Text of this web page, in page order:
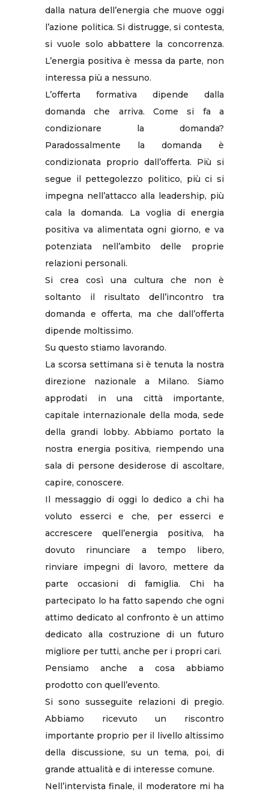
dalla natura dell’energia che muove oggi
l’azione politica. Si distrugge, si contesta,
si vuole solo abbattere la concorrenza.
L’energia positiva è messa da parte, non
interessa più a nessuno.
L’offerta formativa dipende dalla
domanda che arriva. Come si fa a
condizionare la domanda?
Paradossalmente la domanda è
condizionata proprio dall’offerta. Più si
segue il pettegolezzo politico, più ci si
impegna nell’attacco alla leadership, più
cala la domanda. La voglia di energia
positiva va alimentata ogni giorno, e va
potenziata nell’ambito delle proprie
relazioni personali.
Si crea così una cultura che non è
soltanto il risultato dell’incontro tra
domanda e offerta, ma che dall’offerta
dipende moltissimo.
Su questo stiamo lavorando.
La scorsa settimana si è tenuta la nostra
direzione nazionale a Milano. Siamo
approdati in una città importante,
capitale internazionale della moda, sede
della grandi lobby. Abbiamo portato la
nostra energia positiva, riempendo una
sala di persone desiderose di ascoltare,
capire, conoscere.
Il messaggio di oggi lo dedico a chi ha
voluto esserci e che, per esserci e
accrescere quell’energia positiva, ha
dovuto rinunciare a tempo libero,
rinviare impegni di lavoro, mettere da
parte occasioni di famiglia. Chi ha
partecipato lo ha fatto sapendo che ogni
attimo dedicato al confronto è un attimo
dedicato alla costruzione di un futuro
migliore per tutti, anche per i propri cari.
Pensiamo anche a cosa abbiamo
prodotto con quell’evento.
Si sono susseguite relazioni di pregio.
Abbiamo ricevuto un riscontro
importante proprio per il livello altissimo
della discussione, su un tema, poi, di
grande attualità e di interesse comune.
Nell’intervista finale, il moderatore mi ha